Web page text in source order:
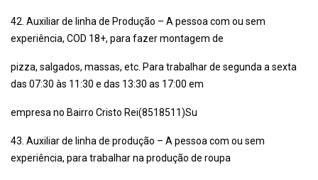
42. Auxiliar de linha de Produção – A pessoa com ou sem
experiência, COD 18+, para fazer montagem de
pizza, salgados, massas, etc. Para trabalhar de segunda a sexta
das 07:30 às 11:30 e das 13:30 as 17:00 em
empresa no Bairro Cristo Rei(8518511)Su
43. Auxiliar de linha de produção – A pessoa com ou sem
experiência, para trabalhar na produção de roupa